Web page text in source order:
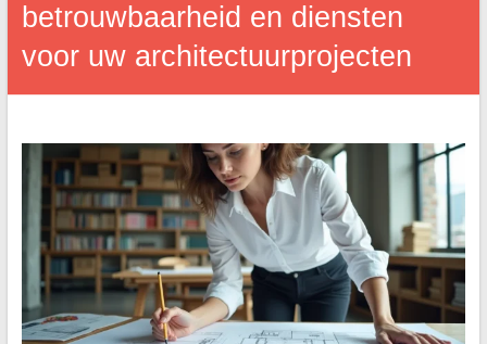
betrouwbaarheid en diensten
voor uw architectuurprojecten